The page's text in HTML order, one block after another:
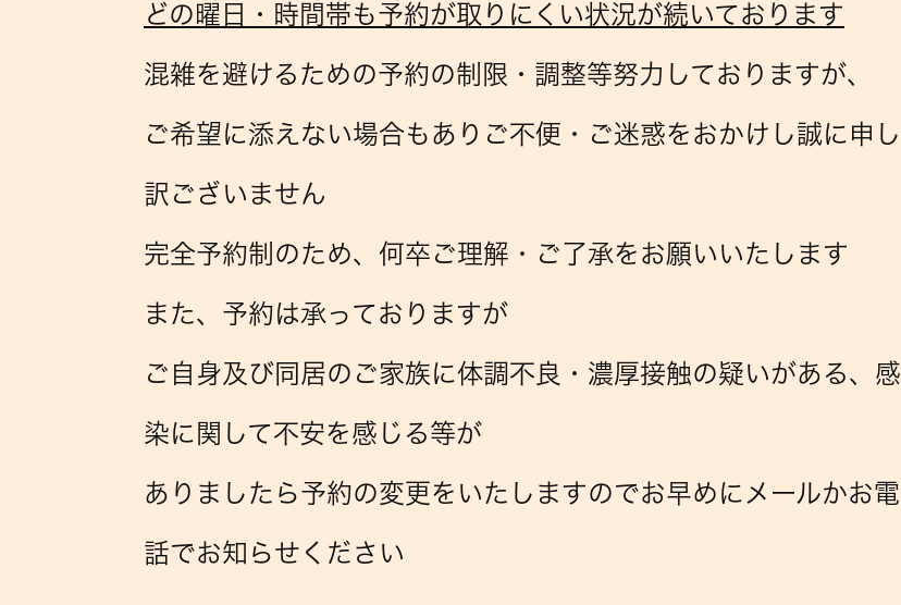
どの曜日・時間帯も予約が取りにくい状況が続いております
混雑を避けるための予約の制限・調整等努力しておりますが、
ご希望に添えない場合もありご不便・ご迷惑をおかけし誠に申し
訳ございません
完全予約制のため、何卒ご理解・ご了承をお願いいたします
また、予約は承っておりますが
ご自身及び同居のご家族に体調不良・濃厚接触の疑いがある、感
染に関して不安を感じる等が
ありましたら予約の変更をいたしますのでお早めにメールかお電
話でお知らせください